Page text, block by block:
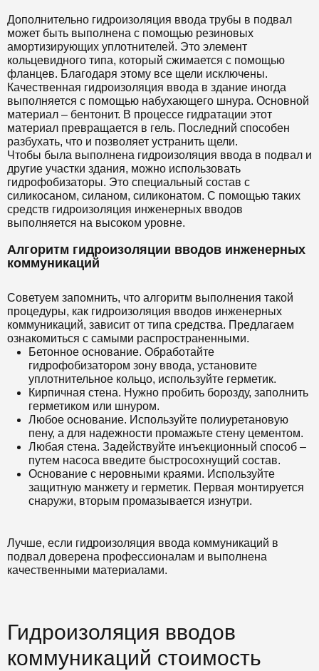
Дополнительно гидроизоляция ввода трубы в подвал
может быть выполнена с помощью резиновых
амортизирующих уплотнителей. Это элемент
кольцевидного типа, который сжимается с помощью
фланцев. Благодаря этому все щели исключены.
Качественная гидроизоляция ввода в здание иногда
выполняется с помощью набухающего шнура. Основной
материал – бентонит. В процессе гидратации этот
материал превращается в гель. Последний способен
разбухать, что и позволяет устранить щели.
Чтобы была выполнена гидроизоляция ввода в подвал и
другие участки здания, можно использовать
гидрофобизаторы. Это специальный состав с
силикосаном, силаном, силиконатом. С помощью таких
средств гидроизоляция инженерных вводов
выполняется на высоком уровне.
Алгоритм гидроизоляции вводов инженерных
коммуникаций
Советуем запомнить, что алгоритм выполнения такой
процедуры, как гидроизоляция вводов инженерных
коммуникаций, зависит от типа средства. Предлагаем
ознакомиться с самыми распространенными.
Бетонное основание. Обработайте
гидрофобизатором зону ввода, установите
уплотнительное кольцо, используйте герметик.
Кирпичная стена. Нужно пробить борозду, заполнить
герметиком или шнуром.
Любое основание. Используйте полиуретановую
пену, а для надежности промажьте стену цементом.
Любая стена. Задействуйте инъекционный способ –
путем насоса введите быстросохнущий состав.
Основание с неровными краями. Используйте
защитную манжету и герметик. Первая монтируется
снаружи, вторым промазывается изнутри.
Лучше, если гидроизоляция ввода коммуникаций в
подвал доверена профессионалам и выполнена
качественными материалами.
Гидроизоляция вводов
коммуникаций стоимость